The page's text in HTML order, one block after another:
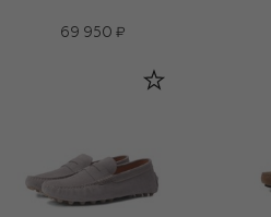
69 950 ₽